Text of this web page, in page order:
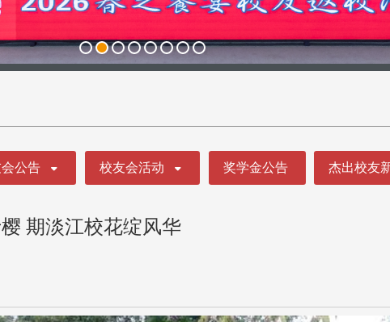
公告 校友会活动 奖学金公告 杰出校友
期淡江校花绽风华